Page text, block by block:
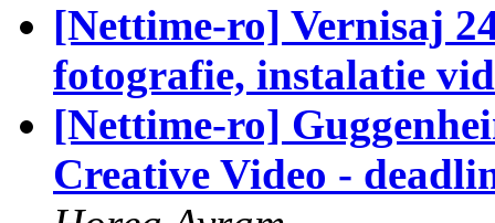
[Nettime-ro] Vernisaj
fotografie, instalatie
[Nettime-ro]
Creative Video -